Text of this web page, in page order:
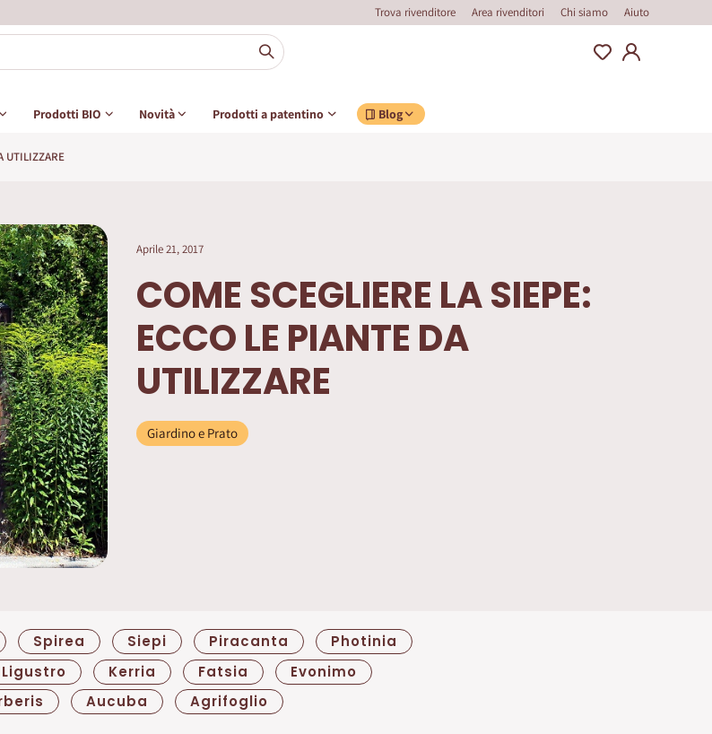
Trova rivenditore Area rivenditori Chi siamo Aiuto
Prodotti BIO Novità Prodotti a patentino Blog
UTILIZZARE
Aprile 21, 2017
COME SCEGLIERE LA SIEPE:
ECCO LE PIANTE DA
UTILIZZARE
Giardino e Prato
Spirea Siepi Piracanta
Photinia
Ligustro Kerria Fatsia
Evonimo
Aucuba Agrifoglio